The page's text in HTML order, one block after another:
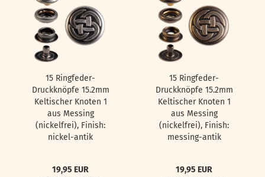
15 Ringfeder-
Druckknöpfe 15.2mm
Keltischer Knoten 1
aus Messing
(nickelfrei), Finish:
nickel-antik
19,95 EUR
15 Ringfeder-
Druckknöpfe 15.2mm
Keltischer Knoten 1
aus Messing
(nickelfrei), Finish:
messing-antik
19,95 EUR